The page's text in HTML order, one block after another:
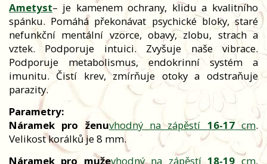
Ametyst– je kamenem ochrany, klidu a kvalitního
spánku. Pomáhá překonávat psychické bloky, staré
nefunkční mentální vzorce, obavy, zlobu, strach a
vztek. Podporuje intuici. Zvyšuje naše vibrace.
Podporuje metabolismus, endokrinní systém a
imunitu. Čistí krev, zmírňuje otoky a odstraňuje
parazity.
Parametry:
Náramek pro ženuvhodný na zápěstí 16-17cm.
Velikost korálků je 8 mm.
Náramek pro muževhodný na zápěstí18-19 cm.